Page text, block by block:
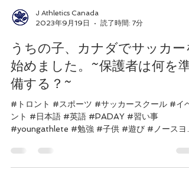
2023年9月19日
読了時間: 7分
うちの子、カナダでサッカー
始めました。~保護者は何を準
備する？~
#トロント #スポーツ #サッカースクール #イベ
#youngathlete #勉強 #子供 #遊び #ノースヨー
ク #キッズ #海外で生活 J Athletics Canada (愛